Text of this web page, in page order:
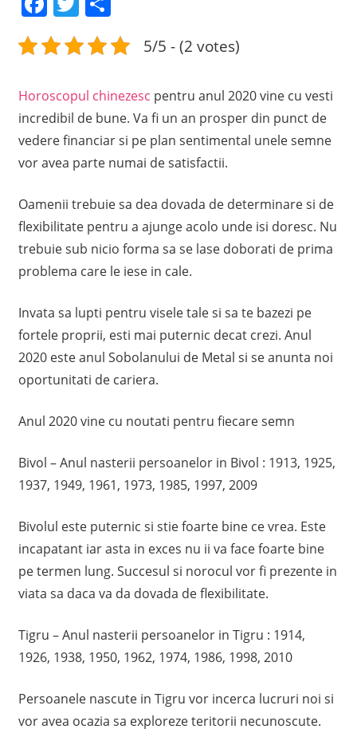
5/5 - (2 votes)
Horoscopul chinezesc pentru anul 2020 vine cu vesti
incredibil de bune. Va fi un an prosper din punct de
vedere financiar si pe plan sentimental unele semne
vor avea parte numai de satisfactii.
Oamenii trebuie sa dea dovada de determinare si de
flexibilitate pentru a ajunge acolo unde isi doresc. Nu
trebuie sub nicio forma sa se lase doborati de prima
problema care le iese in cale.
Invata sa lupti pentru visele tale si sa te bazezi pe
fortele proprii, esti mai puternic decat crezi. Anul
2020 este anul Sobolanului de Metal si se anunta noi
oportunitati de cariera.
Anul 2020 vine cu noutati pentru fiecare semn
Bivol – Anul nasterii persoanelor in Bivol : 1913, 1925,
1937, 1949, 1961, 1973, 1985, 1997, 2009
Bivolul este puternic si stie foarte bine ce vrea. Este
incapatant iar asta in exces nu ii va face foarte bine
pe termen lung. Succesul si norocul vor fi prezente in
viata sa daca va da dovada de flexibilitate.
Tigru – Anul nasterii persoanelor in Tigru : 1914,
1926, 1938, 1950, 1962, 1974, 1986, 1998, 2010
Persoanele nascute in Tigru vor incerca lucruri noi si
vor avea ocazia sa exploreze teritorii necunoscute.